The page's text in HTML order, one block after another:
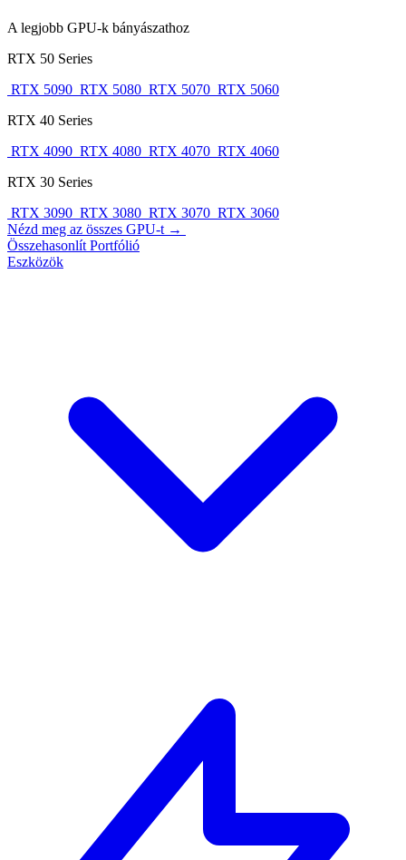
A legjobb GPU-k bányászathoz
RTX 50 Series
RTX 5090 RTX 5080 RTX 5070 RTX 5060
RTX 40 Series
RTX 4090 RTX 4080 RTX 4070 RTX 4060
RTX 30 Series
RTX 3090 RTX 3080 RTX 3070 RTX 3060
Nézd meg az összes GPU-t →
Összehasonlít Portfólió
Eszközök